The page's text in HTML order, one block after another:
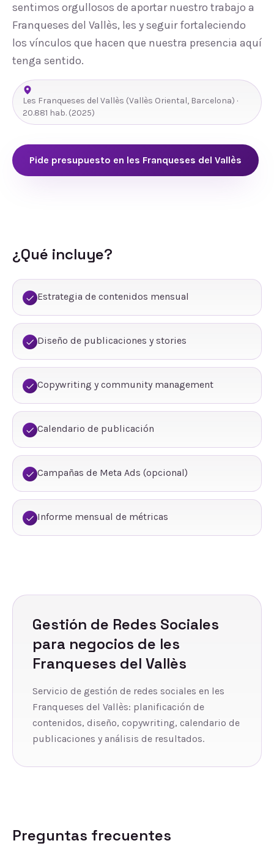
sentimos orgullosos de aportar nuestro trabajo a
Franqueses del Vallès, les y seguir fortaleciendo
los vínculos que hacen que nuestra presencia aquí
tenga sentido.
Les Franqueses del Vallès (Vallès Oriental, Barcelona) ·
20.881 hab. (2025)
Pide presupuesto en les Franqueses del Vallès
¿Qué incluye?
Estrategia de contenidos mensual
Diseño de publicaciones y stories
Copywriting y community management
Calendario de publicación
Campañas de Meta Ads (opcional)
Informe mensual de métricas
Gestión de Redes Sociales
para negocios de les
Franqueses del Vallès
Servicio de gestión de redes sociales en les
Franqueses del Vallès: planificación de
contenidos, diseño, copywriting, calendario de
publicaciones y análisis de resultados.
Preguntas frecuentes